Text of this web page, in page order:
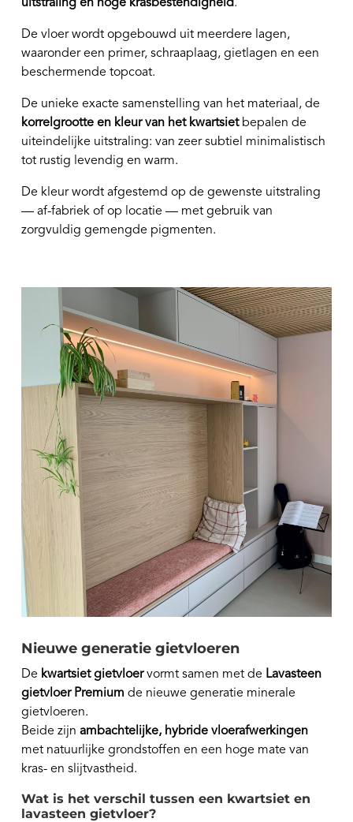
uitstraling en hoge krasbestendigheid.
De vloer wordt opgebouwd uit meerdere lagen,
waaronder een primer, schraaplaag, gietlagen en een
beschermende topcoat.
De unieke exacte samenstelling van het materiaal, de
korrelgrootte en kleur van het kwartsietbepalen de
uiteindelijke uitstraling: van zeer subtiel minimalistisch
tot rustig levendig en warm.
De kleur wordt afgestemd op de gewenste uitstraling
— af-fabriek of op locatie — met gebruik van
zorgvuldig gemengde pigmenten.
Nieuwe generatie gietvloeren
De kwartsiet gietvloervormt samen met de Lavasteen
gietvloer Premium de nieuwe generatie minerale
gietvloeren.
Beide zijnambachtelijke, hybride vloerafwerkingen
met natuurlijke grondstoffen en een hoge mate van
kras- en slijtvastheid.
Wat is het verschil tussen een kwartsiet en
lavasteen gietvloer?